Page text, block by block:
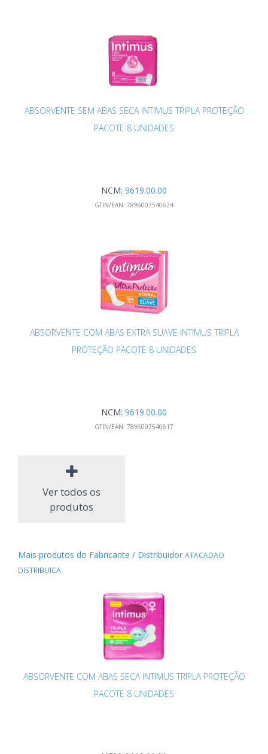
ABSORVENTE SEM ABAS SECA INTIMUS TRIPLA PROTEÇÃO
PACOTE 8 UNIDADES
NCM: 9619.00.00
GTIN/EAN: 7896007540624
ABSORVENTE COM ABAS EXTRA SUAVE INTIMUS TRIPLA
PROTEÇÃO PACOTE 8 UNIDADES
NCM: 9619.00.00
GTIN/EAN: 7896007540617
Ver todos os
produtos
Mais produtos do Fabricante / Distribuidor ATACADAO
DISTRIBUICA
ABSORVENTE COM ABAS SECA INTIMUS TRIPLA PROTEÇÃO
PACOTE 8 UNIDADES